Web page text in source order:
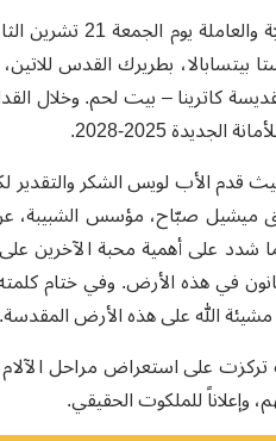
بيتسابالا، بطريرك القدس
كاترينا – بيت لحم.وخلال
الجديدة2025-2028.
قدم الأب لويس الشكر
السابق ميشيل صبّاح، مؤسس
شدد على أهمية محبة الآخرين على
في هذه الأرض. وفي ختام
الله على هذه الأرض المقدسة.
على استعراض مراحل الآلام
وإعلاناً للملكوت الحقيقي.